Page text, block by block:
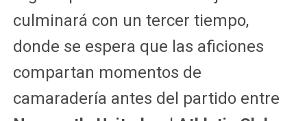
culminará con un tercer tiempo,
donde se espera que las aficiones
compartan momentos de
camaradería antes del partido entre